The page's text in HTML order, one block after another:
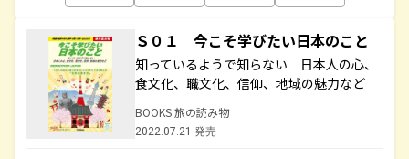
Ｓ０１ 今こそ学びたい日本のこと
知っているようで知らない 日本人の心、
食文化、職文化、信仰、地域の魅力など
BOOKS 旅の読み物
2022.07.21 発売